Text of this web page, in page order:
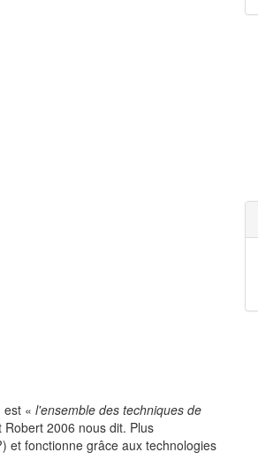
est « l'ensemble des techniques de
2006 nous dit. Plus
et fonctionne grâce aux technologies